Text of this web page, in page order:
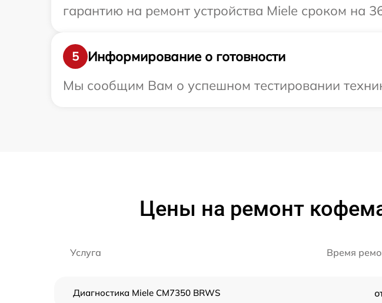
гарантию на ремонт устройства Miele сроком на
5
Информирование о готовности
Мы сообщим Вам о успешном тестировании
Цены на ремонт
Услуга Время
Диагностика Miele CM7350 BRWS